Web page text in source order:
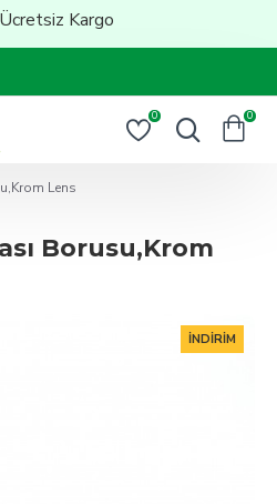
Kargo
0 0
Lens
Borusu,Krom
İNDIRIM